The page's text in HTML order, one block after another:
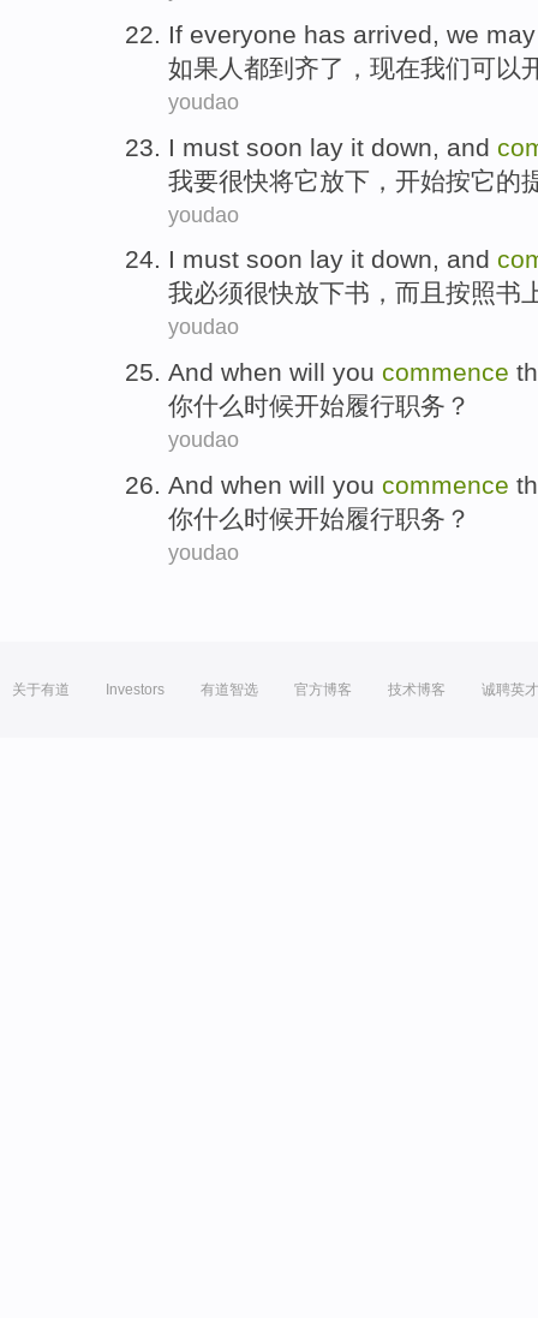
If everyone has arrived, we may
如果 人 都到齐了 ， 现在我们可以
youdao
I must soon lay it down , and
我要很快将它放下 ， 开始按它的
youdao
I must soon lay it down, and
我必须很快放下书， 而且 按照书
youdao
And when will you commence
你什么时候开始履行职务 ？
youdao
And when will you commence
你什么时候开始履行职务 ？
youdao
关于有道 Investors 有道智选 官方博客 技术博客 诚聘英才